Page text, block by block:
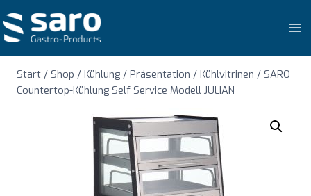
Inhalt
springen
Start / Shop / Kühlung / Präsentation / Kühlvitrinen / SARO
Countertop-Kühlung Self Service Modell JULIAN